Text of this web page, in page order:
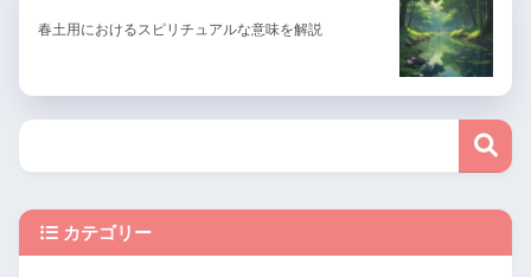
春土用におけるスピリチュアルな意味を解説
カテゴリー